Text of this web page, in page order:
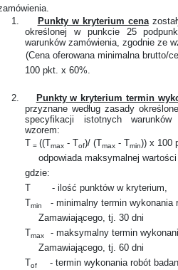
1.
Punkty w kryterium cena
określonej w punkcie 25
warunków zamówienia, zgodnie ze
(Cena oferowana minimalna brutto/
100 pkt. x 60%.
2. Punkty w kryterium termin
przyznane według zasady
specyfikacji istotnych
wzorem:
T =((Tmax - Tof)/ (Tmax - Tmin)) x 100
odpowiada maksymalnej
gdzie:
T
- ilość punktów w kryterium,
Tmin
- minimalny termin wykonania
Zamawiającego, tj. 30 dni
Tmax
- maksymalny termin
Zamawiającego, tj. 60 dni
Tof - termin wykonania robót